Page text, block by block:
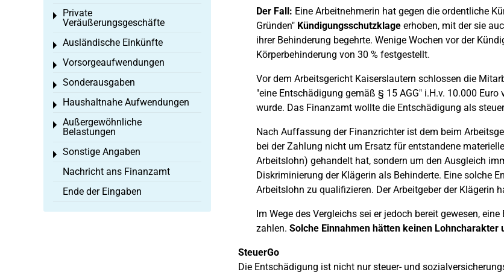
Der Fall: Eine Arbeitnehmerin hat gegen die ordentliche
Gründen" Kündigungsschutzklageerhoben, mit der sie
ihrer Behinderung begehrte. Wenige Wochen vor der
Körperbehinderung von 30 % festgestellt.
Vor dem Arbeitsgericht Kaiserslautern schlossen die
"eine Entschädigung gemäß § 15 AGG" i.H.v. 10.000
wurde. Das Finanzamt wollte die Entschädigung als
Nach Auffassung der Finanzrichter ist dem beim
bei der Zahlung nicht um Ersatz für entstandene
Arbeitslohn) gehandelt hat, sondern um den Ausgleich
Diskriminierung der Klägerin als Behinderte. Eine solche
Arbeitslohn zu qualifizieren. Der Arbeitgeber der Klägerin
Im Wege des Vergleichs sei er jedoch bereit gewesen,
zahlen. Solche Einnahmen hätten keinen Lohncharakter
SteuerGo
Die Entschädigung ist nicht nur steuer- und
Private
Veräußerungsgeschäfte
Toggle menu
Ausländische Einkünfte
Toggle menu
Vorsorgeaufwendungen
Toggle menu
Sonderausgaben
Toggle menu
Haushaltnahe Aufwendungen
Toggle menu
Außergewöhnliche
Belastungen
Toggle menu
Sonstige Angaben
Toggle menu
Nachricht ans Finanzamt
Ende der Eingaben